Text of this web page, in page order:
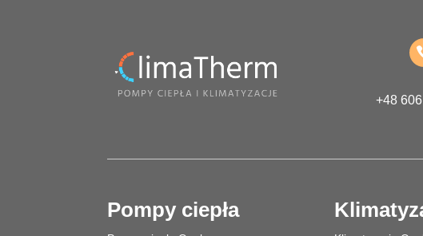
+48
Pompy ciepła